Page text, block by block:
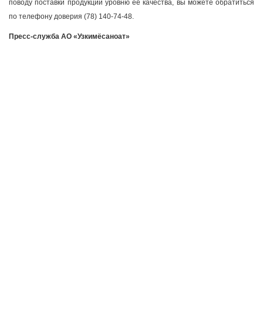
поводу поставки продукции уровню её качества, вы можете обратиться
по телефону доверия (78) 140-74-48.
Пресс-служба АО «Узкимёсаноат»